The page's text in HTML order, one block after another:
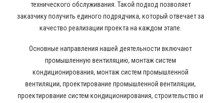
технического обслуживания. Такой подход позволяет
заказчику получить единого подрядчика, который отвечает за
качество реализации проекта на каждом этапе.
Основные направления нашей деятельности включают
промышленную вентиляцию, монтаж систем
кондиционирования, монтаж систем промышленной
вентиляции, проектирование промышленной вентиляции,
проектирование систем кондиционирования, строительство и